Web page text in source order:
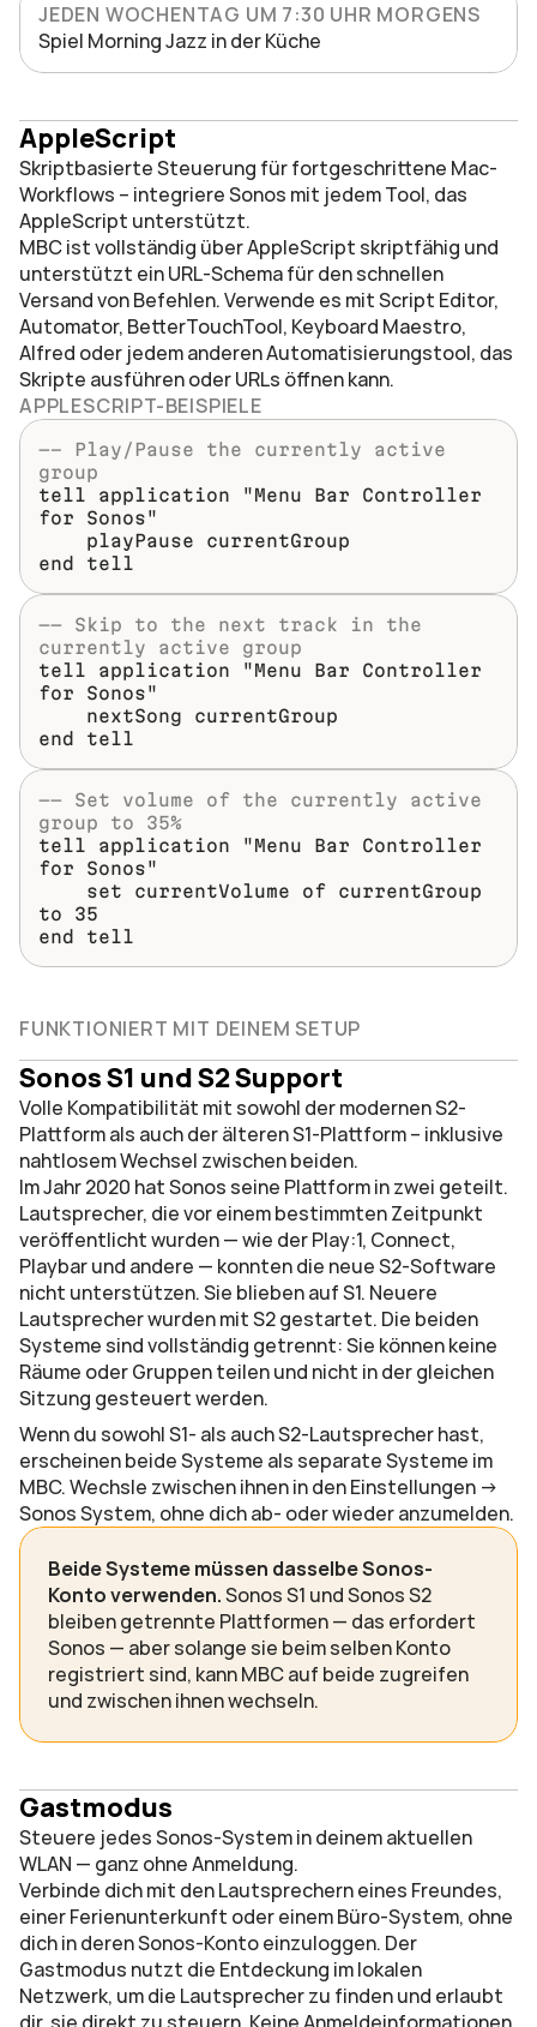
JEDEN WOCHENTAG UM 7:30 UHR MORGENS
Spiel Morning Jazz in der Küche
AppleScript
Skriptbasierte Steuerung für fortgeschrittene Mac-
Workflows – integriere Sonos mit jedem Tool, das
AppleScript unterstützt.
MBC ist vollständig über AppleScript skriptfähig und
unterstützt ein URL-Schema für den schnellen
Versand von Befehlen. Verwende es mit Script Editor,
Automator, BetterTouchTool, Keyboard Maestro,
Alfred oder jedem anderen Automatisierungstool, das
Skripte ausführen oder URLs öffnen kann.
APPLESCRIPT-BEISPIELE
—- Play/Pause the currently active
group
tell application "Menu Bar Controller
for Sonos"
    playPause currentGroup
end tell
—— Skip to the next track in the
currently active group
tell application "Menu Bar Controller
for Sonos"
    nextSong currentGroup
end tell
—— Set volume of the currently active
group to 35%
tell application "Menu Bar Controller
for Sonos"
to 35
end tell
FUNKTIONIERT MIT DEINEM SETUP
Sonos S1 und S2 Support
Volle Kompatibilität mit sowohl der modernen S2-
Plattform als auch der älteren S1-Plattform – inklusive
nahtlosem Wechsel zwischen beiden.
Im Jahr 2020 hat Sonos seine Plattform in zwei geteilt.
Lautsprecher, die vor einem bestimmten Zeitpunkt
veröffentlicht wurden — wie der Play:1, Connect,
Playbar und andere — konnten die neue S2-Software
nicht unterstützen. Sie blieben auf S1. Neuere
Lautsprecher wurden mit S2 gestartet. Die beiden
Systeme sind vollständig getrennt: Sie können keine
Räume oder Gruppen teilen und nicht in der gleichen
Sitzung gesteuert werden.
Wenn du sowohl S1- als auch S2-Lautsprecher hast,
erscheinen beide Systeme als separate Systeme im
MBC. Wechsle zwischen ihnen in den Einstellungen ->
Sonos System, ohne dich ab- oder wieder anzumelden.
Beide Systeme müssen dasselbe Sonos-
Konto verwenden. Sonos S1 und Sonos S2
bleiben getrennte Plattformen — das erfordert
Sonos — aber solange sie beim selben Konto
registriert sind, kann MBC auf beide zugreifen
und zwischen ihnen wechseln.
Gastmodus
Steuere jedes Sonos-System in deinem aktuellen
WLAN — ganz ohne Anmeldung.
Verbinde dich mit den Lautsprechern eines Freundes,
einer Ferienunterkunft oder einem Büro-System, ohne
dich in deren Sonos-Konto einzuloggen. Der
Gastmodus nutzt die Entdeckung im lokalen
Netzwerk, um die Lautsprecher zu finden und erlaubt